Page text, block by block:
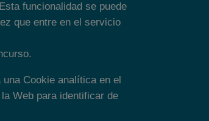
funcionalidad se puede
que entre en el servicio
Cookie analítica en el
Web para identificar de